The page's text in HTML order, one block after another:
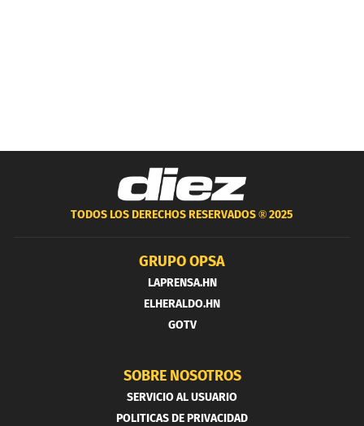
TODOS LOS DERECHOS RESERVADOS ®2025
GRUPO OPSA
LAPRENSA.HN
ELHERALDO.HN
GOTV
SOBRE NOSOTROS
SERVICIO AL USUARIO
POLITICAS DE PRIVACIDAD